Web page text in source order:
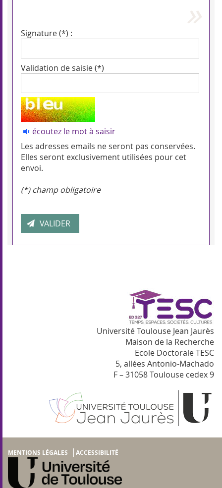
Signature (*) :
Validation de saisie (*)
écoutez le mot à saisir
Les adresses emails ne seront pas conservées.
Elles seront exclusivement utilisées pour cet
envoi.
(*) champ obligatoire
Université Toulouse Jean Jaurès
Maison de la Recherche
Ecole Doctorale TESC
5, allées Antonio-Machado
F – 31058 Toulouse cedex 9
MENTIONS LÉGALES ACCESSIBILITÉ